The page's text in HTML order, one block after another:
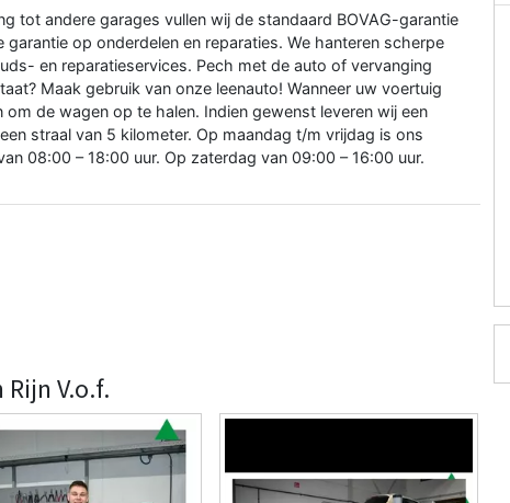
tot andere garages vullen wij de standaard BOVAG-garantie
op onderdelen en reparaties. We hanteren scherpe
en reparatieservices. Pech met de auto of vervanging
Maak gebruik van onze leenauto! Wanneer uw voertuig
de wagen op te halen. Indien gewenst leveren wij een
straal van 5 kilometer. Op maandag t/m vrijdag is ons
08:00 – 18:00 uur. Op zaterdag van 09:00 – 16:00 uur.
V.o.f.